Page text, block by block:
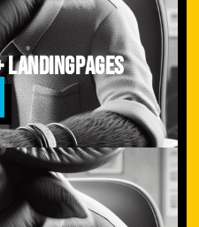
Landingpages